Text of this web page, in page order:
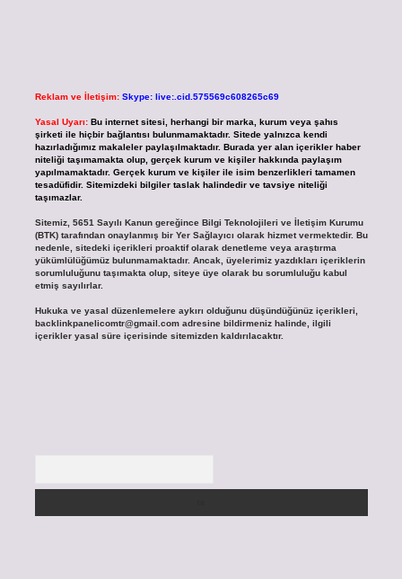
Reklam ve İletişim: Skype: live:.cid.575569c608265c69
Yasal Uyarı: Bu internet sitesi, herhangi bir marka, kurum veya şahıs
şirketi ile hiçbir bağlantısı bulunmamaktadır. Sitede yalnızca kendi
hazırladığımız makaleler paylaşılmaktadır. Burada yer alan içerikler haber
niteliği taşımamakta olup, gerçek kurum ve kişiler hakkında paylaşım
yapılmamaktadır. Gerçek kurum ve kişiler ile isim benzerlikleri tamamen
tesadüfidir. Sitemizdeki bilgiler taslak halindedir ve tavsiye niteliği
taşımazlar.
Sitemiz, 5651 Sayılı Kanun gereğince Bilgi Teknolojileri ve İletişim Kurumu
(BTK) tarafından onaylanmış bir Yer Sağlayıcı olarak hizmet vermektedir. Bu
nedenle, sitedeki içerikleri proaktif olarak denetleme veya araştırma
yükümlülüğümüz bulunmamaktadır. Ancak, üyelerimiz yazdıkları içeriklerin
sorumluluğunu taşımakta olup, siteye üye olarak bu sorumluluğu kabul
etmiş sayılırlar.
Hukuka ve yasal düzenlemelere aykırı olduğunu düşündüğünüz içerikleri,
backlinkpanelicomtr@gmail.comadresine bildirmeniz halinde, ilgili
içerikler yasal süre içerisinde sitemizden kaldırılacaktır.